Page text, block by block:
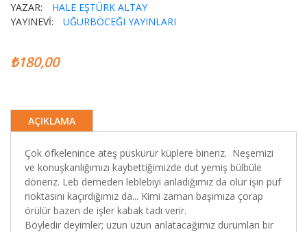
YAZAR:
HALE EŞTÜRK ALTAY
YAYINEVİ:
UĞURBÖCEĞI YAYINLARI
₺180,00
AÇIKLAMA
Çok öfkelenince ateş püskürür küplere bineriz. Neşemizi
ve konuşkanlığımızı kaybettiğimizde dut yemiş bülbüle
döneriz. Leb demeden leblebiyi anladığımız da olur işin püf
noktasını kaçırdığımız da... Kimi zaman başımıza çorap
örülür bazen de işler kabak tadı verir.
Böyledir deyimler; uzun uzun anlatacağımız durumları bir